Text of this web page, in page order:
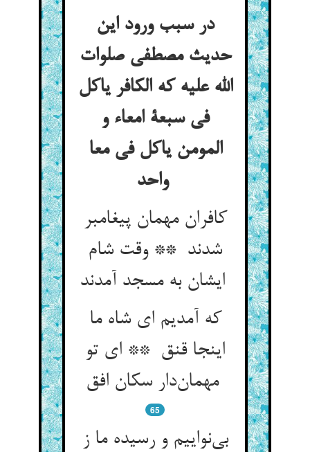
در سبب ورود این
حدیث مصطفی صلوات
الله علیه که الکافر یاکل
فی سبعة امعاء و
المومن یاکل فی معا
واحد
کافران مهمان پیغامبر
شدند ** وقت شام
که آمدیم ای شاه ما
اینجا قنق ** ای تو
مهمان‌دار سکان افق
65
بی‌نواییم و رسیده ما ز